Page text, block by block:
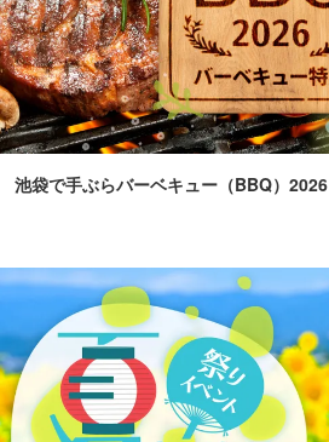
池袋で手ぶらバーベキュー（BBQ）2026